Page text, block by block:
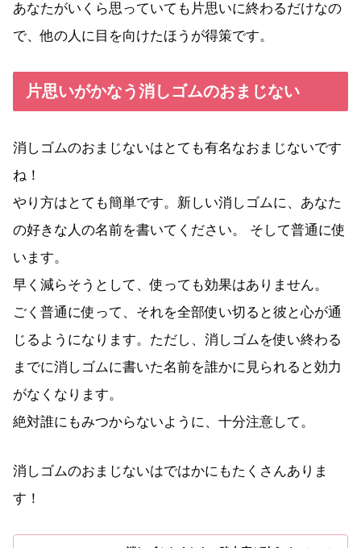
あなたがいくら思っていても片思いに終わるだけなの
で、他の人に目を向けたほうが得策です。
片思いがかなう消しゴムのおまじない
消しゴムのおまじないはとても有名なおまじないです
ね！
やり方はとても簡単です。新しい消しゴムに、あなた
の好きな人の名前を書いてください。 そして普通に使
います。
早く減らそうとして、使っても効果はありません。
ごく普通に使って、それを全部使い切ると彼と心が通
じるようになります。ただし、消しゴムを使い終わる
までに消しゴムに書いた名前を誰かに見られると効力
がなくなります。
絶対誰にもみつからないように、十分注意して。
消しゴムのおまじないはではかにもたくさんありま
す！